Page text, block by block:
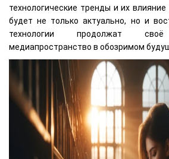
технологические тренды и их
будет не только актуально, но и
технологии продолжат
медиапространство в обозримом